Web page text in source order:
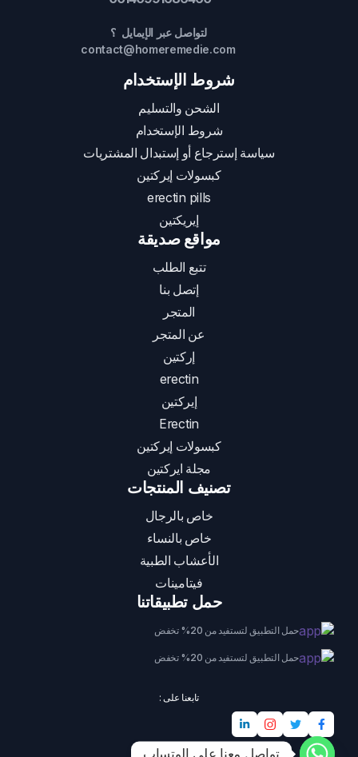
لتواصل عبر الإيمايل ؟
contact@homeremedie.com
شروط الإستخدام
الشحن والتسليم
شروط الإستخدام
سياسة إسترجاع أو إستبدال المشتريات
كبسولات إيركتين
erectin pills
إيريكتين
مواقع صديقة
تتبع الطلب
إتصل بنا
المتجر
عن المتجر
إركتين
erectin
إيركتين
Erectin
كبسولات إيركتين
مجلة ايركتين
تصنيف المنتجات
خاص بالرجال
خاص بالنساء
الأعشاب الطبية
فيتامينات
حمل تطبيقاتنا
حمل التطبيق لتستفيد من 20% تخفض
حمل التطبيق لتستفيد من 20% تخفض
تابعنا على :
تواصل معنا على الوتساب